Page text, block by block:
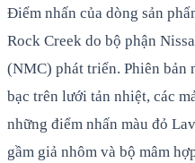
Điểm nhấn của dòng sản
Rock Creek do bộ phận
(NMC) phát triển. Phiên bản
bạc trên lưới tản nhiệt, các
những điểm nhấn màu đỏ
gầm giả nhôm và bộ mâm